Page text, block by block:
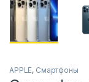
APPLE, Смартфоны